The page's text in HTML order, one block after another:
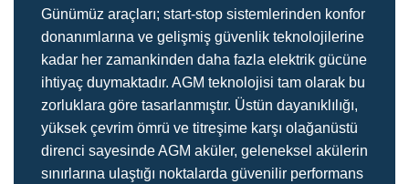
Günümüz araçları; start-stop sistemlerinden konfor
donanımlarına ve gelişmiş güvenlik teknolojilerine
kadar her zamankinden daha fazla elektrik gücüne
ihtiyaç duymaktadır. AGM teknolojisi tam olarak bu
zorluklara göre tasarlanmıştır. Üstün dayanıklılığı,
yüksek çevrim ömrü ve titreşime karşı olağanüstü
direnci sayesinde AGM aküler, geleneksel akülerin
sınırlarına ulaştığı noktalarda güvenilir performans